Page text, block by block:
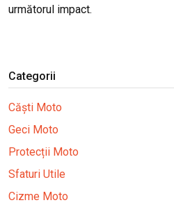
următorul impact.
Categorii
Căști Moto
Geci Moto
Protecții Moto
Sfaturi Utile
Cizme Moto